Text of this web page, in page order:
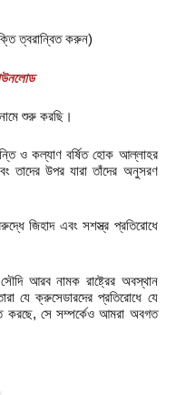
ত্বরান্বিত করুন)
শুরু করছি।
ও কল্যাণ বর্ষিত হোক আল্লাহর
তাদের উপর যারা তাঁদের অনুসরণ
জিহাদ এবং সশস্ত্র প্রতিরোধে
আরব নামক রাষ্ট্রের অবস্থান
যে ক্রুসেডারদের প্রতিরোধে যে
করছে, সে সম্পর্কেও আমরা অবগত